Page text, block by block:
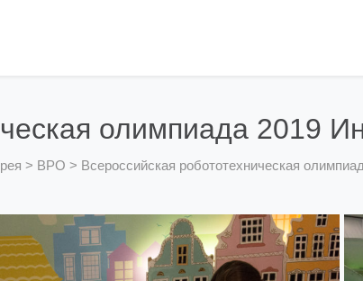
олимпиада 2019
> ВРО > Всероссийская робототехническая